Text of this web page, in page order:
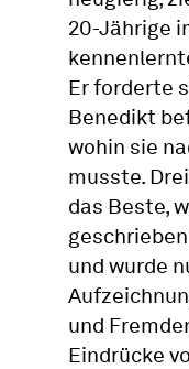
20-Jährige
Er forderte
Benedikt
wohin sie
musste.
das Beste,
und wurde
und
Eindrücke